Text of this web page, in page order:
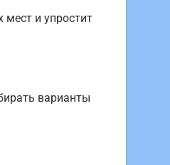
и упростит
варианты